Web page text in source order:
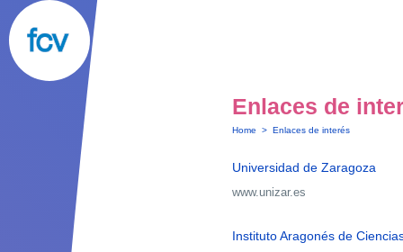
Enlaces de
Home > Enlaces de interés
Universidad de Zaragoza
www.unizar.es
Instituto Aragonés de